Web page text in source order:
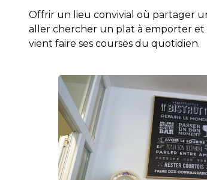
Offrir un lieu convivial où partager
aller chercher un plat à emporter
vient faire ses courses du quotidien.